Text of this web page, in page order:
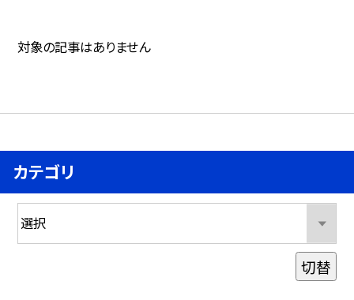
対象の記事はありません
カテゴリ
切替